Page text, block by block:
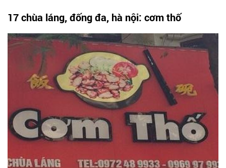
17 chùa láng, đống đa, hà nội: cơm thố